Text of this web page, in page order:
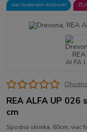
viac farebných možností
REA ALFA UP 026
cm
Spodná skrinka, 60cm, viac